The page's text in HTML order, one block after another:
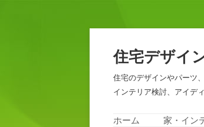
住宅デザイ
住宅のデザインやパーツ
インテリア検討、アイデ
ホーム 家・イン